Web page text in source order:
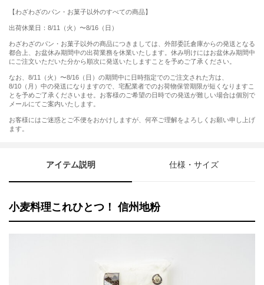
【わざわざのパン・お菓子以外のすべての商品】
出荷休業日：8/11（火）〜8/16（日）
わざわざのパン・お菓子以外の商品につきましては、外部委託倉庫からの発送となる
都合上、お盆休み期間中の出荷業務を休業いたします。休み明けにはお盆休み期間中
にご注文いただいた分から順次に発送いたしますことを予めご了承ください。
なお、8/11（火）〜8/16（日）の期間中に日時指定でのご注文された方は、
8/10（月）中の発送になりますので、宅配業者でのお荷物保管期限が短くなりますこ
とを予めご了承くださいませ。お客様のご希望の日時での発送が難しい場合は個別で
メールにてご案内いたします。
お客様にはご迷惑とご不便をおかけしますが、何卒ご理解をよろしくお願い申し上げ
ます。
アイテム説明 仕様・サイズ
小麦料理これひとつ！ 信州地粉